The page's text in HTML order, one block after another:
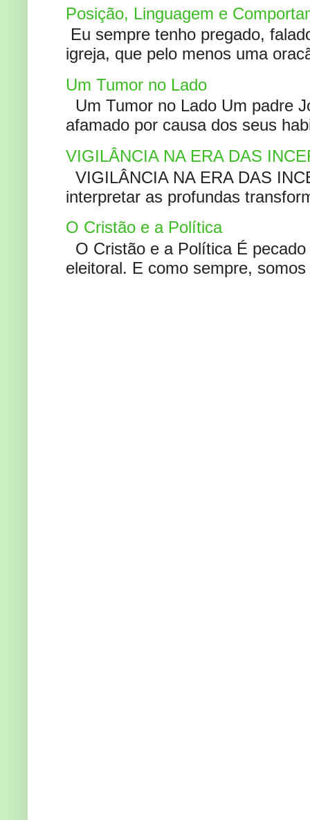
Posição, Linguagem e
Eu sempre tenho pregado,
igreja, que pelo menos uma
Um Tumor no Lado
Um Tumor no Lado Um padre
afamado por causa dos seus
VIGILÂNCIA NA ERA DAS
VIGILÂNCIA NA ERA DAS
interpretar as profundas
O Cristão e a Política
O Cristão e a Política É
eleitoral. E como sempre,